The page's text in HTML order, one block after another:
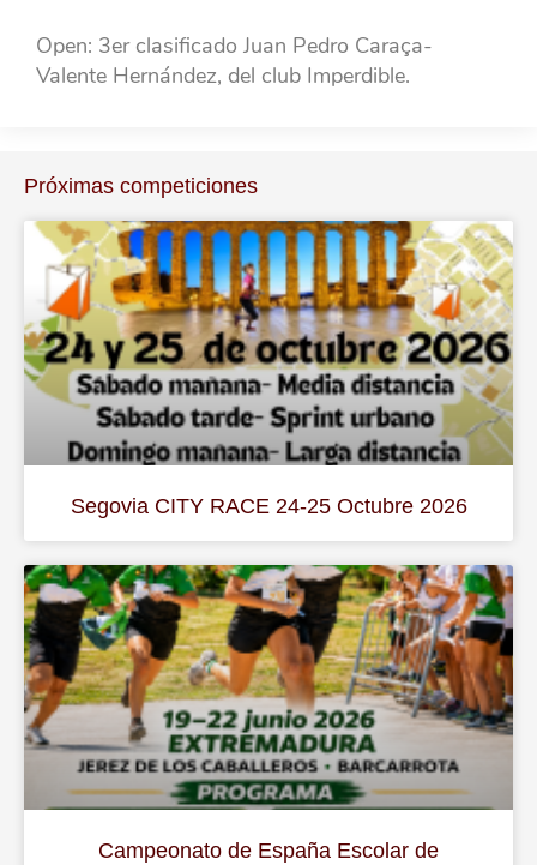
Open: 3er clasificado Juan Pedro Caraça-
Valente Hernández, del club Imperdible.
Próximas competiciones
Segovia CITY RACE 24-25 Octubre 2026
Campeonato de España Escolar de